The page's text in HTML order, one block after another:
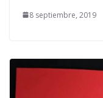
8 septiembre, 2019